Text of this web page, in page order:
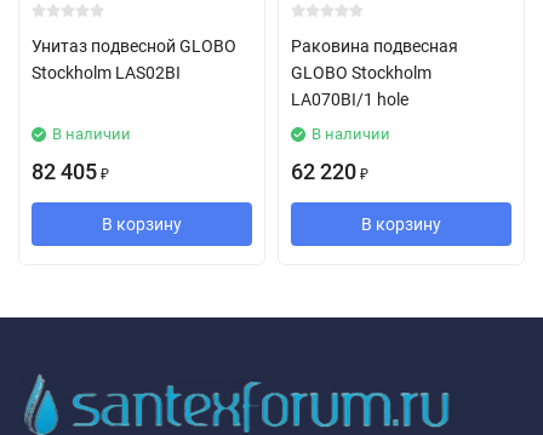
Унитаз подвесной GLOBO
Stockholm LAS02BI
В наличии
82 405 ₽
В корзину
Раковина подвесная
GLOBO Stockholm
LA070BI/1 hole
В наличии
62 220 ₽
В корзину